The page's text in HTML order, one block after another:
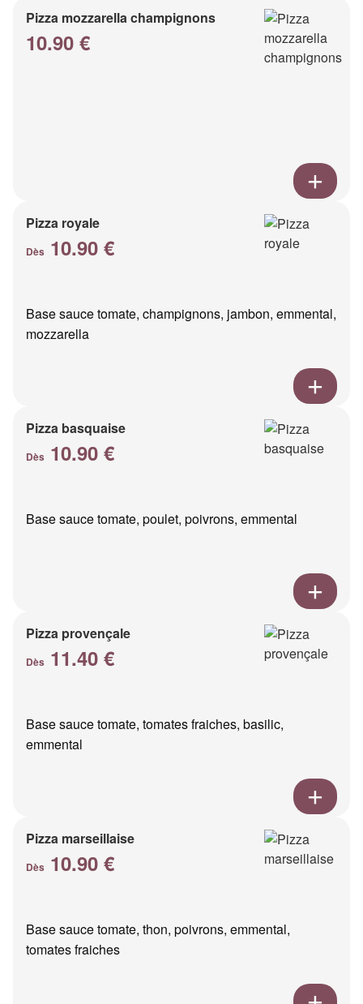
Pizza mozzarella champignons
10.90 €
Pizza royale
Dès 10.90 €
Base sauce tomate, champignons, jambon, emmental,
mozzarella
Pizza basquaise
Dès 10.90 €
Base sauce tomate, poulet, poivrons, emmental
Pizza provençale
Dès 11.40 €
Base sauce tomate, tomates fraiches, basilic,
emmental
Pizza marseillaise
Dès 10.90 €
Base sauce tomate, thon, poivrons, emmental,
tomates fraiches